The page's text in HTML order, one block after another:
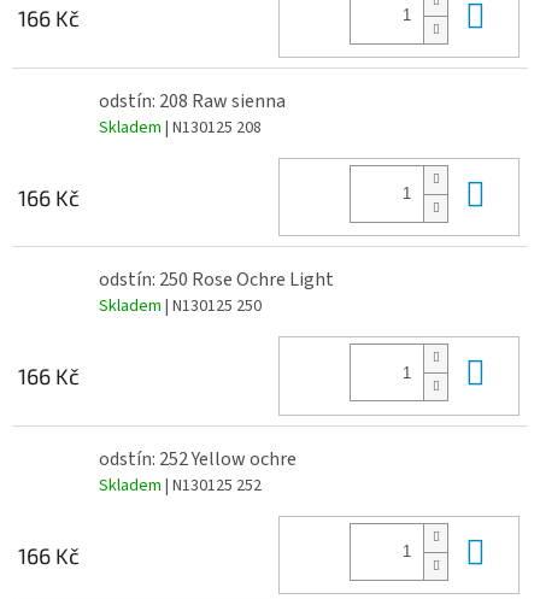
166 Kč
odstín: 208 Raw sienna
Skladem | N130125 208
166 Kč
odstín: 250 Rose Ochre Light
Skladem | N130125 250
166 Kč
odstín: 252 Yellow ochre
Skladem | N130125 252
166 Kč